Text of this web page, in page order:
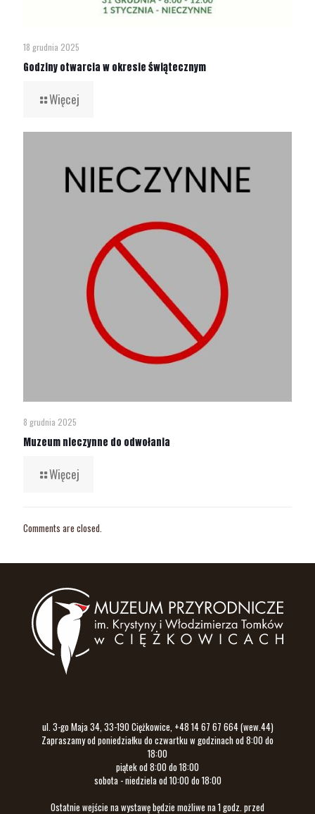
18 grudnia 2025
Godziny otwarcia w okresie świątecznym
Więcej
8 grudnia 2025
Muzeum nieczynne do odwołania
Więcej
Comments are closed.
ul. 3-go Maja 34, 33-190 Ciężkowice, +48 14 67 67 664 (wew.44)
Zapraszamy od poniedziałku do czwartku w godzinach od 8:00 do
18:00
piątek od 8:00 do 18:00
sobota - niedziela od 10:00 do 18:00
Ostatnie wejście na wystawę będzie możliwe na 1 godz. przed